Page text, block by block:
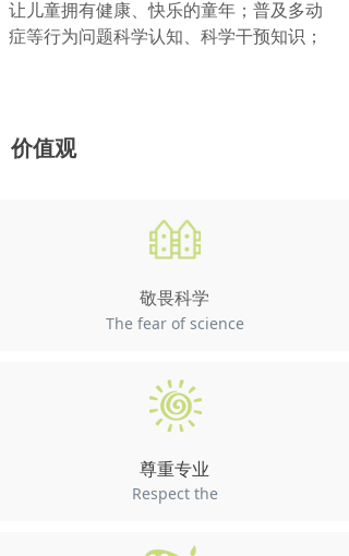
让儿童拥有健康、快乐的童年；普及多动
症等行为问题科学认知、科学干预知识；
价值观
尊重专业
Respect the
敬畏科学
The fear of science